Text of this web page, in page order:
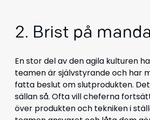
2. Brist på
En stor del av den agila kulturen
teamen är självstyrande och har
fatta beslut om slutprodukten.
sällan så. Ofta vill cheferna
över produkten och tekniken i